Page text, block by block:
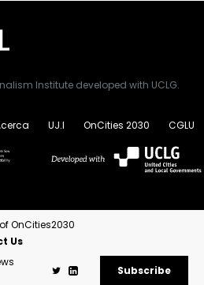
Institute developed with UCLG.
UJ.I OnCities 2030 CGLU
OnCities2030
Us
Subscribe